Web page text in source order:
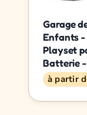
Garage
Enfants -
Playset
Batterie
à partir